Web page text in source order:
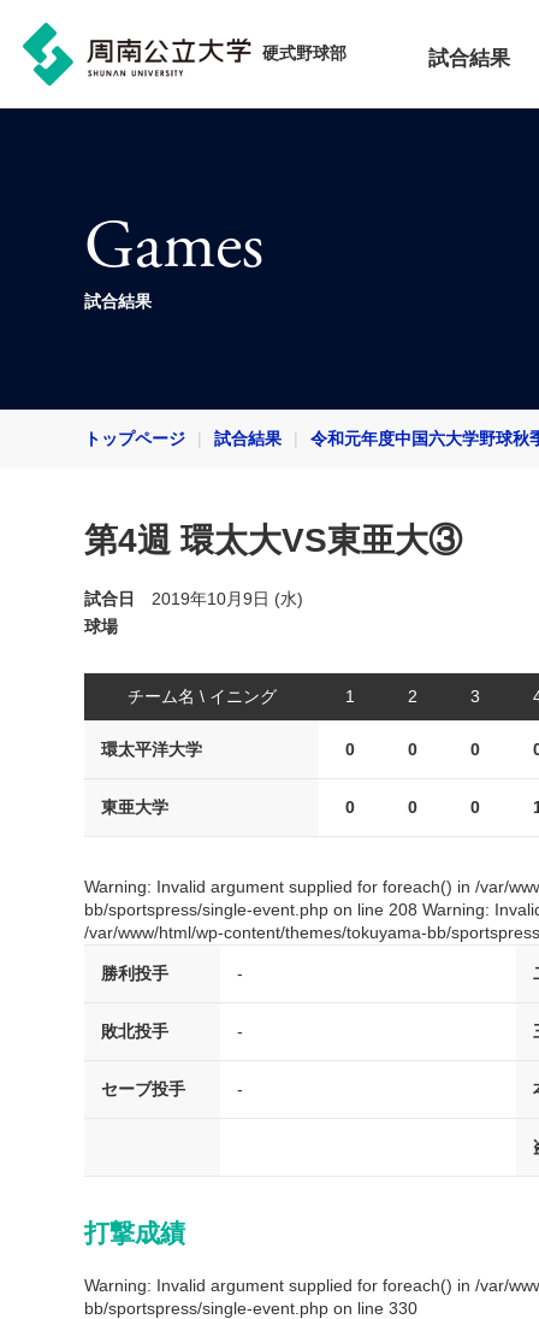
硬式野球部 試合結果
Games
試合結果
トップページ 試合結果 令和元年度中国六大学野球秋
第4週 環太大VS東亜大③
試合日
2019年10月9日 (水)
球場
チーム名 \ イニング 1 2 3
環太平洋大学 0 0 0
東亜大学 0 0 0
Warning: Invalid argument supplied for foreach() in /var/
bb/sportspress/single-event.php on line 208 Warning:
/var/www/html/wp-content/themes/tokuyama-bb/
勝利投手 -
敗北投手 -
セーブ投手 -
打撃成績
Warning: Invalid argument supplied for foreach() in /var/
bb/sportspress/single-event.php on line 330